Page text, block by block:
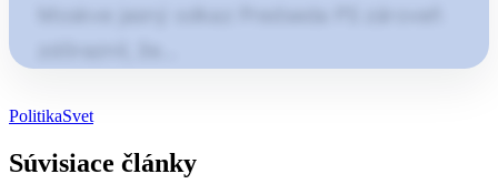
Otvorte pokračovanie článku
PolitikaSvet
Súvisiace články